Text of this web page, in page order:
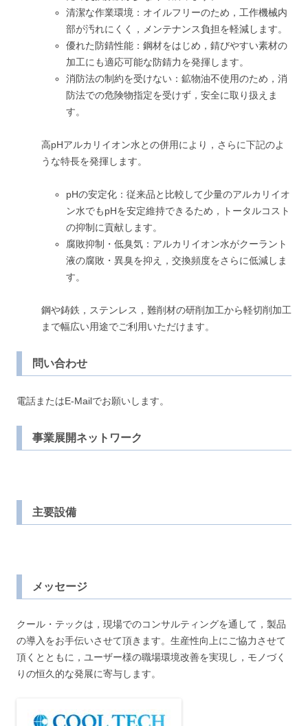
清潔な作業環境：オイルフリーのため，工作機械内
部が汚れにくく，メンテナンス負担を軽減します。
優れた防錆性能：鋼材をはじめ，錆びやすい素材の
加工にも適応可能な防錆力を発揮します。
消防法の制約を受けない：鉱物油不使用のため，消
防法での危険物指定を受けず，安全に取り扱えま
す。
高pHアルカリイオン水との併用により，さらに下記のよ
うな特長を発揮します。
pHの安定化：従来品と比較して少量のアルカリイオ
ン水でもpHを安定維持できるため，トータルコスト
の抑制に貢献します。
腐敗抑制・低臭気：アルカリイオン水がクーラント
液の腐敗・異臭を抑え，交換頻度をさらに低減しま
す。
鋼や鋳鉄，ステンレス，難削材の研削加工から軽切削加工
まで幅広い用途でご利用いただけます。
問い合わせ
電話またはE-Mailでお願いします。
事業展開ネットワーク
主要設備
メッセージ
クール・テックは，現場でのコンサルティングを通して，製品
の導入をお手伝いさせて頂きます。生産性向上にご協力させて
頂くとともに，ユーザー様の職場環境改善を実現し，モノづく
りの恒久的な発展に寄与します。